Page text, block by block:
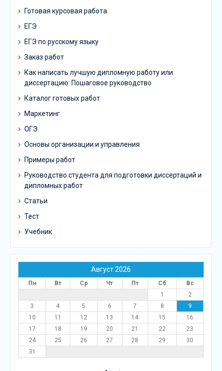
Готовая курсовая работа
ЕГЭ
ЕГЭ по русскому языку
Заказ работ
Как написать лучшую дипломную работу или
диссертацию: Пошаговое руководство
Каталог готовых работ
Маркетинг
ОГЭ
Основы организации и управления
Примеры работ
Руководство студента для подготовки диссертаций и
дипломных работ
Статьи
Тест
Учебник
Август 2026
Пн Вт Ср Чт Пт Сб
Вс
1
2
3
4 5 6 7 8
9
10
11 12 13 14 15
16
17
18 19 20 21 22
23
24
25 26 27 28 29
30
31